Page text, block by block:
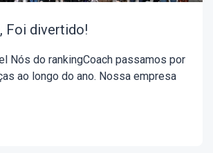
Foi divertido!
Nós do rankingCoach passamos por
ao longo do ano. Nossa empresa